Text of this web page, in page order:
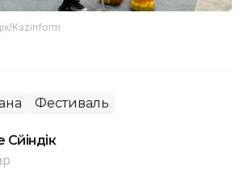
Kazinform
Фестиваль